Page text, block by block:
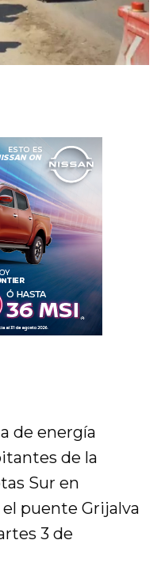
de energía
de la
Sur en
puente Grijalva
3 de